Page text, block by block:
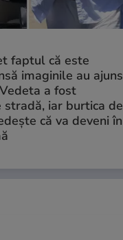
faptul că este
imaginile au ajuns
a fost
stradă, iar burtica de
că va deveni în